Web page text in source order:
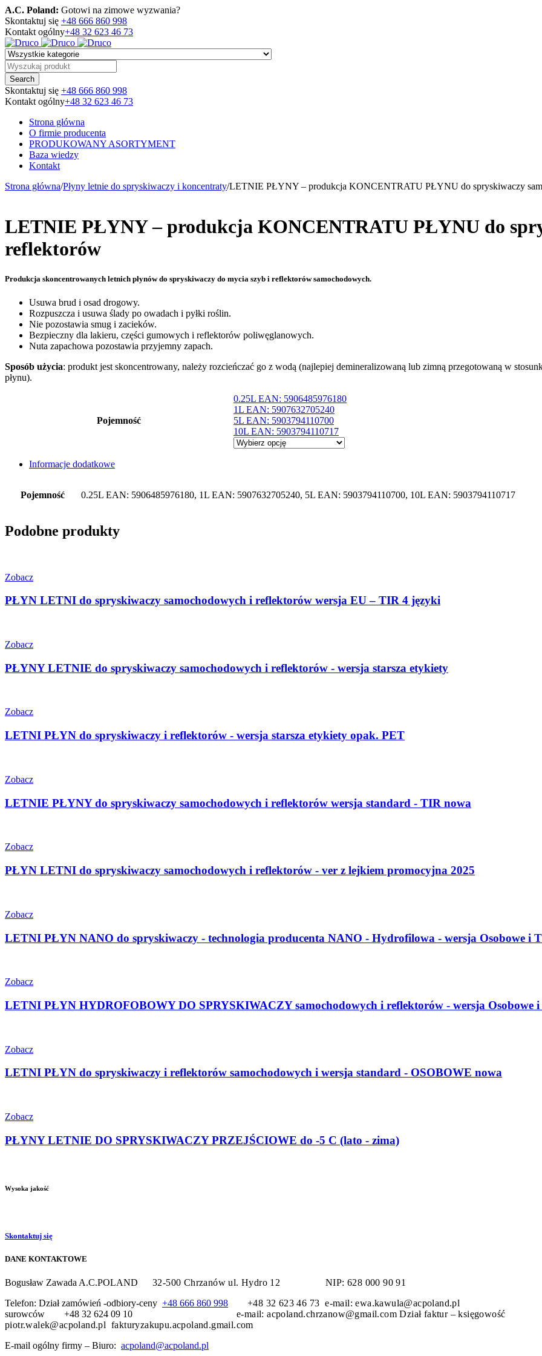
A.C. Poland: Gotowi na zimowe wyzwania?
Skontaktuj się +48 666 860 998
Kontakt ogólny+48 32 623 46 73
Skontaktuj się +48 666 860 998
Kontakt ogólny+48 32 623 46 73
Strona główna
O firmie producenta
PRODUKOWANY ASORTYMENT
Baza wiedzy
Kontakt
Strona główna/Płyny letnie do spryskiwaczy i koncentraty/LETNIE PŁYNY – produkcja KONCENTRATU PŁYNU do spryskiwaczy
LETNIE PŁYNY – produkcja KONCENTRATU PŁYNU do
reflektorów
Produkcja skoncentrowanych letnich płynów do spryskiwaczy do mycia szyb i reflektorów samochodowych.
Usuwa brud i osad drogowy.
Rozpuszcza i usuwa ślady po owadach i pyłki roślin.
Nie pozostawia smug i zacieków.
Bezpieczny dla lakieru, części gumowych i reflektorów poliwęglanowych.
Nuta zapachowa pozostawia przyjemny zapach.
Sposób użycia: produkt jest skoncentrowany, należy rozcieńczać go z wodą (najlepiej demineralizowaną lub zimną przegotowaną w
płynu).
Pojemność
0.25L EAN: 5906485976180
1L EAN: 5907632705240
5L EAN: 5903794110700
10L EAN: 5903794110717
Informacje dodatkowe
Pojemność 0.25L EAN: 5906485976180, 1L EAN: 5907632705240, 5L EAN: 5903794110700, 10L EAN: 5903794110717
Podobne produkty
Zobacz
PŁYN LETNI do spryskiwaczy samochodowych i reflektorów wersja EU – TIR 4 języki
Zobacz
PŁYNY LETNIE do spryskiwaczy samochodowych i reflektorów - wersja starsza etykiety
Zobacz
LETNI PŁYN do spryskiwaczy i reflektorów - wersja starsza etykiety opak. PET
Zobacz
LETNIE PŁYNY do spryskiwaczy samochodowych i reflektorów wersja standard - TIR nowa
Zobacz
PŁYN LETNI do spryskiwaczy samochodowych i reflektorów - ver z lejkiem promocyjna 2025
Zobacz
LETNI PŁYN NANO do spryskiwaczy - technologia producenta NANO - Hydrofilowa - wersja Osobowe i
Zobacz
LETNI PŁYN HYDROFOBOWY DO SPRYSKIWACZY samochodowych i reflektorów - wersja Osobowe
Zobacz
LETNI PŁYN do spryskiwaczy i reflektorów samochodowych i wersja standard - OSOBOWE nowa
Zobacz
PŁYNY LETNIE DO SPRYSKIWACZY PRZEJŚCIOWE do -5 C (lato - zima)
Wysoka jakość
Skontaktuj się
DANE KONTAKTOWE
Bogusław Zawada A.C.POLAND 32-500 Chrzanówul. Hydro 12NIP: 628 000 90 91
Telefon: Dział zamówień -odbiory-ceny +48 666 860 998 +48 32 623 46 73 e-mail: ewa.kawula@acpoland.pl
surowców +48 32 624 09 10 e-mail: acpoland.chrzanow@gmail.comDział faktur –
piotr.walek@acpoland.pl fakturyzakupu.acpoland.gmail.com
E-mail ogólny firmy – Biuro: acpoland@acpoland.pl